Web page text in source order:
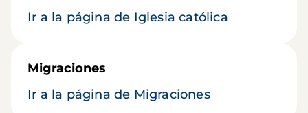
Ir a la página de Iglesia católica
Migraciones
Ir a la página de Migraciones